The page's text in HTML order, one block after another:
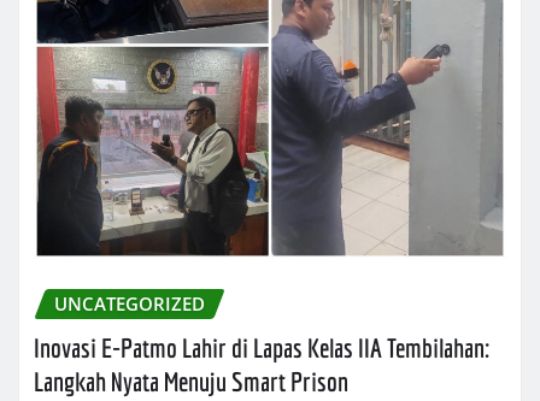
UNCATEGORIZED
Inovasi E-Patmo Lahir di Lapas Kelas IIA Tembilahan:
Langkah Nyata Menuju Smart Prison